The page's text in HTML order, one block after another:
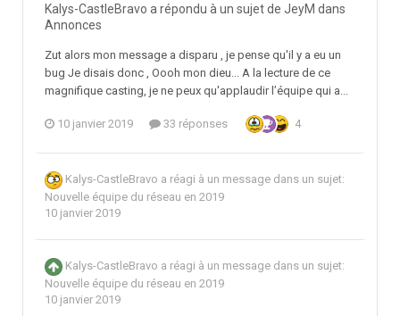
Kalys-CastleBravo a répondu à un sujet de JeyM dans
Annonces
Zut alors mon message a disparu , je pense qu'il y a eu un
bug Je disais donc , Oooh mon dieu... A la lecture de ce
magnifique casting, je ne peux qu'applaudir l’équipe qui a...
10 janvier 2019 33 réponses 4
Kalys-CastleBravo a réagi à un message dans un sujet:
Nouvelle équipe du réseau en 2019
10 janvier 2019
Kalys-CastleBravo a réagi à un message dans un sujet:
Nouvelle équipe du réseau en 2019
10 janvier 2019